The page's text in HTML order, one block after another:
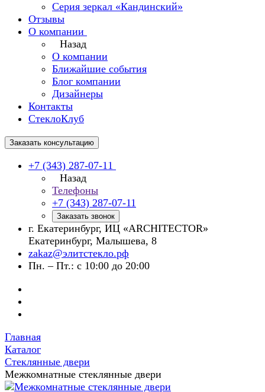
Серия зеркал «Кандинский»
Отзывы
О компании
Назад
О компании
Ближайшие события
Блог компании
Дизайнеры
Контакты
СтеклоКлуб
Заказать консультацию
+7 (343) 287-07-11
Назад
Телефоны
+7 (343) 287-07-11
Заказать звонок
г. Екатеринбург, ИЦ «ARCHITECTOR»
Екатеринбург, Малышева, 8
zakaz@элитстекло.рф
Пн. – Пт.: с 10:00 до 20:00
Главная
Каталог
Стеклянные двери
Межкомнатные стеклянные двери